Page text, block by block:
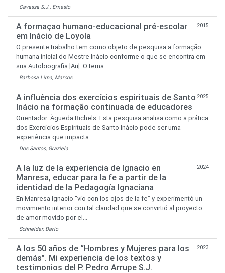
| Cavassa S.J., Ernesto
A formaçao humano-educacional pré-escolar
em Inácio de Loyola
2015
O presente trabalho tem como objeto de pesquisa a formação
humana inicial do Mestre Inácio conforme o que se encontra em
sua Autobiografia [Au]. O tema...
| Barbosa Lima, Marcos
A influência dos exercícios espirituais de Santo
Inácio na formação continuada de educadores
2025
Orientador: Àgueda Bichels. Esta pesquisa analisa como a prática
dos Exercícios Espirituais de Santo Inácio pode ser uma
experiência que impacta...
| Dos Santos, Graziela
A la luz de la experiencia de Ignacio en
Manresa, educar para la fe a partir de la
identidad de la Pedagogía Ignaciana
2024
En Manresa Ignacio “vio con los ojos de la fe” y experimentó un
movimiento interior con tal claridad que se convirtió al proyecto
de amor movido por el...
| Schneider, Darìo
A los 50 años de “Hombres y Mujeres para los
demás”. Mi experiencia de los textos y
testimonios del P. Pedro Arrupe S.J.
2023